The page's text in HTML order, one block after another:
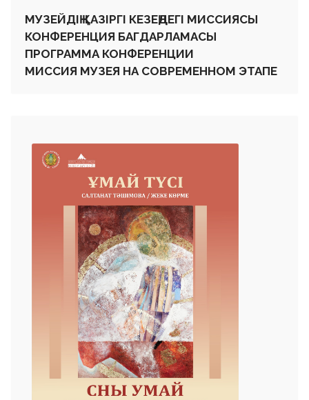
МУЗЕЙДІҢ ҚАЗІРГІ КЕЗЕҢДЕГІ МИССИЯСЫ
КОНФЕРЕНЦИЯ БАГДАРЛАМАСЫ
ПРОГРАММА КОНФЕРЕНЦИИ
МИССИЯ МУЗЕЯ НА СОВРЕМЕННОМ ЭТАПЕ